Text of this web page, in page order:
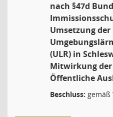
nach §47d
Umsetzung der
(ULR) in
Mitwirkung
Öffentliche
Beschluss: gemäß